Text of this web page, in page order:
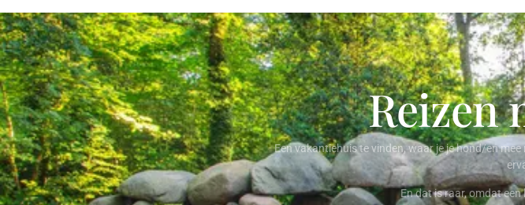
Reizen
Een vakantiehuis te vinden, waar je je hond/en
En dat is raar, omdat